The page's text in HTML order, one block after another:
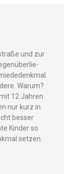
und zur
Warum?
12 Jahren
nur kurz in
besser
Kinder so
setzen.